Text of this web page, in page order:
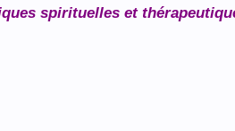
spirituelles et